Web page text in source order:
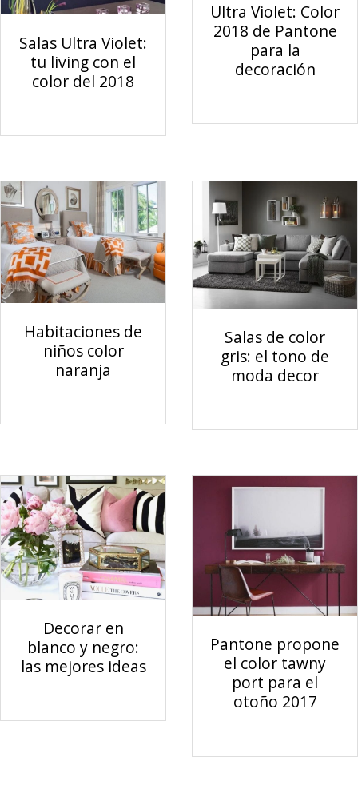
Salas Ultra Violet:
tu living con el
color del 2018
Ultra Violet: Color
2018 de Pantone
para la
decoración
Habitaciones de
niños color
naranja
Salas de color
gris: el tono de
moda decor
Decorar en
blanco y negro:
las mejores ideas
Pantone propone
el color tawny
port para el
otoño 2017